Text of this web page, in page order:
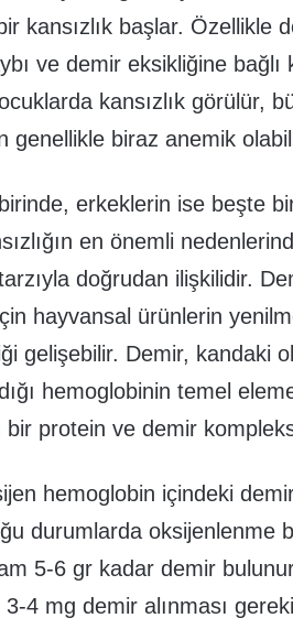
kansızlık başlar. Özellikle
ve demir eksikliğine bağlı
kansızlık görülür,
genellikle biraz anemik
erkeklerin ise beşte
en önemli
doğrudan ilişkilidir.
hayvansal ürünlerin
gelişebilir. Demir, kandaki
hemoglobinin temel
bir protein ve demir
hemoglobin içindeki
durumlarda oksijenlenme
5-6 gr kadar demir
3-4 mg demir alınması